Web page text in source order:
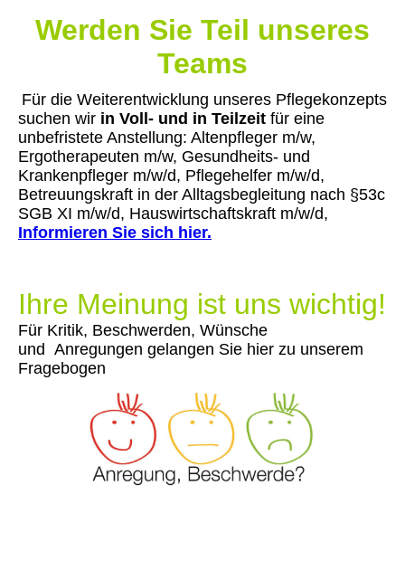
Werden Sie Teil unseres
Teams
Für die Weiterentwicklung unseres Pflegekonzepts
suchen wir in Voll- und in Teilzeit für eine
unbefristete Anstellung: Altenpfleger m/w,
Ergotherapeuten m/w, Gesundheits- und
Krankenpfleger m/w/d, Pflegehelfer m/w/d,
Betreuungskraft in der Alltagsbegleitung nach §53c
SGB XI m/w/d, Hauswirtschaftskraft m/w/d,
Informieren Sie sich hier.
Ihre Meinung ist uns wichtig!
Für Kritik, Beschwerden, Wünsche
und Anregungen gelangen Sie hier zu unserem
Fragebogen